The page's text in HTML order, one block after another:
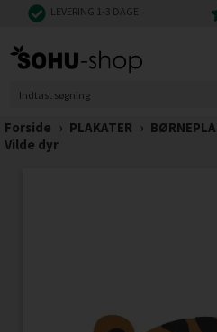
LEVERING 1-3 DAGE
Forside › PLAKATER ›
Vilde dyr